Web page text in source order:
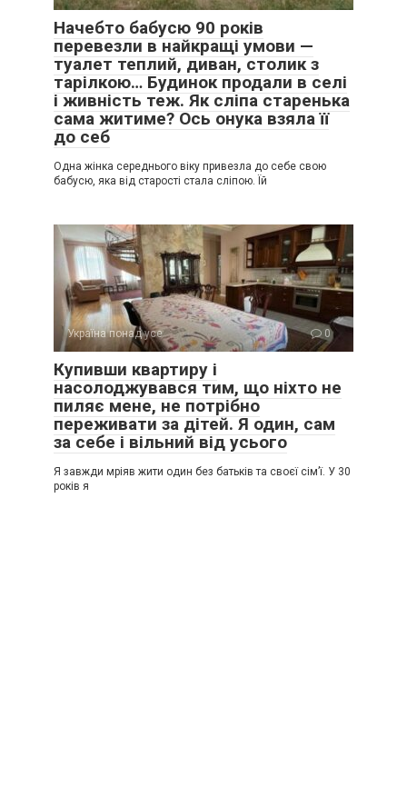
Начебто бабусю 90 років
перевезли в найкращі умови —
туалет теплий, диван, столик з
тарілкою… Будинок продали в селі
і живність теж. Як сліпа старенька
сама житиме? Ось онука взяла її
до себ
Одна жінка середнього віку привезла до себе свою
бабусю, яка від старості стала сліпою. Їй
Україна понад усе 0
Купивши квартиру і
насолоджувався тим, що ніхто не
пиляє мене, не потрібно
переживати за дітей. Я один, сам
за себе і вільний від усього
Я завжди мріяв жити один без батьків та своєї сім’ї. У 30
років я